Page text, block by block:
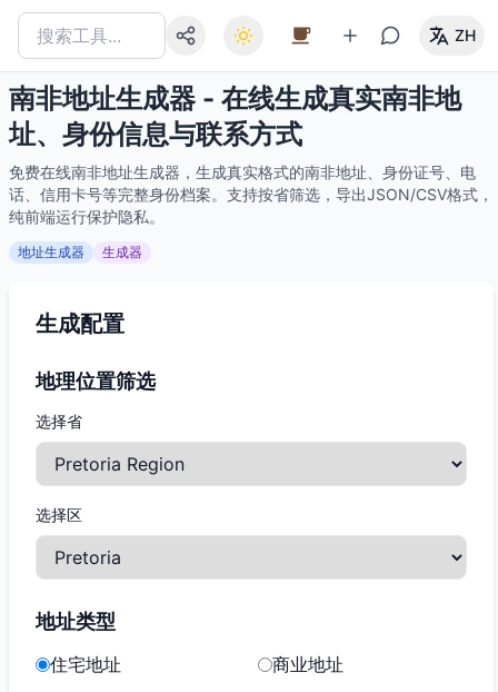
ZH
南非地址生成器 - 在线生成真实南非地
址、身份信息与联系方式
免费在线南非地址生成器，生成真实格式的南非地址、身份证号、电
话、信用卡号等完整身份档案。支持按省筛选，导出JSON/CSV格式，
纯前端运行保护隐私。
地址生成器 生成器
生成配置
地理位置筛选
选择省
选择区
地址类型
住宅地址
商业地址